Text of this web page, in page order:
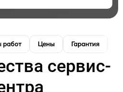
работ Цены Гарантия
сервис-